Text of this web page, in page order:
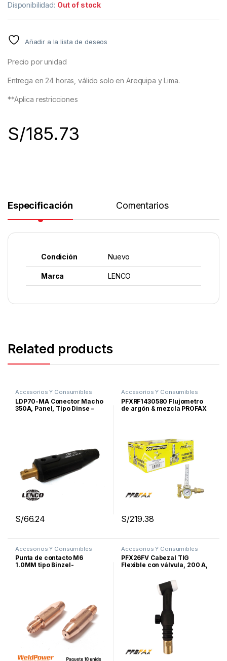
Disponibilidad: Out of stock
Añadir a la lista de deseos
Precio por unidad
Entrega en 24 horas, válido solo en Arequipa y Lima.
**Aplica restricciones
S/185.73
Especificación Comentarios
Condición Nuevo
Marca LENCO
Related products
Accesorios Y Consumibles
Para Soldar
LDP70-MA Conector Macho
350A, Panel, Tipo Dinse –
S/66.24
Accesorios Y Consumibles
Para Soldar,Proceso Arco
Manual ,Proceso TIG,Proceso
MIG
PFXRF1430580 Flujometro
de argón & mezcla PROFAX
S/219.38
Accesorios Y Consumibles
Para Soldar Proceso MIG
Punta de contacto M6
1.0MM tipo Binzel-
Accesorios Y Consumibles
Para Soldar, Proceso TIG
PFX26FV Cabezal TIG
Flexible con válvula, 200 A,